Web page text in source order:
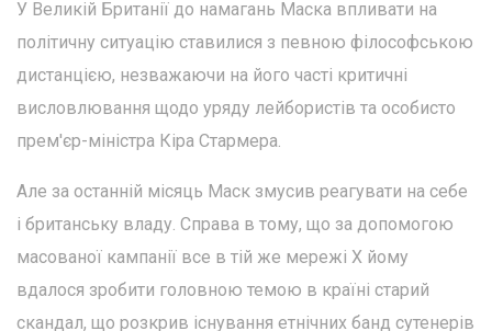
У Великій Британії до намагань Маска впливати на
політичну ситуацію ставилися з певною філософською
дистанцією, незважаючи на його часті критичні
висловлювання щодо уряду лейбористів та особисто
прем'єр-міністра Кіра Стармера.
Але за останній місяць Маск змусив реагувати на себе
і британську владу. Справа в тому, що за допомогою
масованої кампанії все в тій же мережі X йому
вдалося зробити головною темою в країні старий
скандал, що розкрив існування етнічних банд сутенерів